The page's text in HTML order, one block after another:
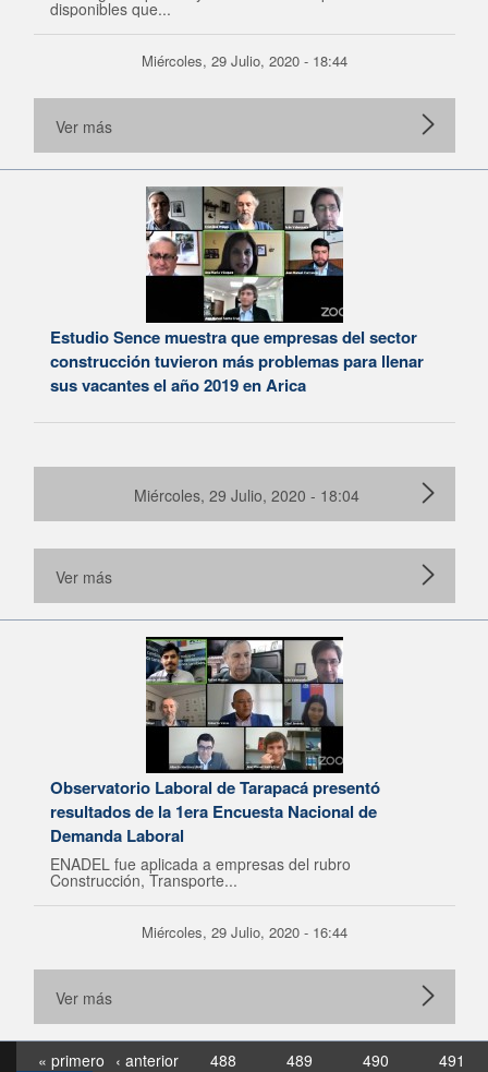
disponibles que...
Miércoles, 29 Julio, 2020 - 18:44
Ver más
Estudio Sence muestra que empresas del sector
construcción tuvieron más problemas para llenar
sus vacantes el año 2019 en Arica
Miércoles, 29 Julio, 2020 - 18:04
Ver más
Observatorio Laboral de Tarapacá presentó
resultados de la 1era Encuesta Nacional de
Demanda Laboral
ENADEL fue aplicada a empresas del rubro
Construcción, Transporte...
Miércoles, 29 Julio, 2020 - 16:44
Ver más
« primero ‹ anterior 488 489 490
491